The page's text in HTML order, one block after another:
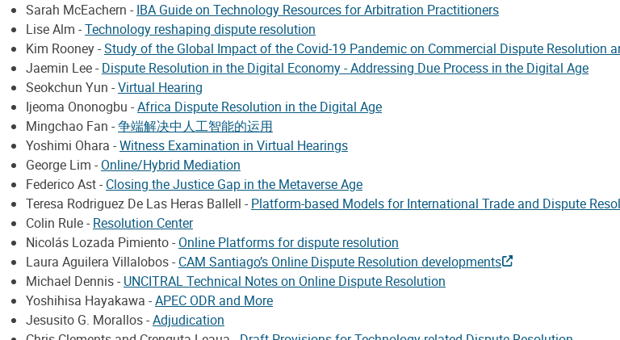
Sarah McEachern - IBA Guide on Technology Resources for Arbitration Practitioners
Lise Alm -Technology reshaping dispute resolution
Kim Rooney -Study of the Global Impact of the Covid-19 Pandemic on Commercial Dispute Resolution
Jaemin Lee - Dispute Resolution in the Digital Economy - Addressing Due Process in the Digital Age
Seokchun Yun -Virtual Hearing
Ijeoma Ononogbu -Africa Dispute Resolution in the Digital Age
Mingchao Fan -争端解决中人工智能的运用
Yoshimi Ohara -Witness Examination in Virtual Hearings
George Lim - Online/Hybrid Mediation
Federico Ast - Closing the Justice Gap in the Metaverse Age
Teresa Rodriguez De Las Heras Ballell - Platform-based Models for International Trade and Dispute
Colin Rule - Resolution Center
Nicolás Lozada Pimiento - Online Platforms for dispute resolution
Laura Aguilera Villalobos - CAM Santiago’s Online Dispute Resolution developments
Michael Dennis - UNCITRAL Technical Notes on Online Dispute Resolution
Yoshihisa Hayakawa -APEC ODR and More
Jesusito G. Morallos -Adjudication